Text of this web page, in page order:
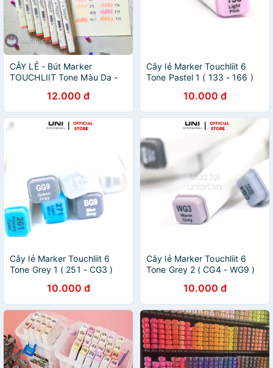
CÂY LẺ - Bút Marker
TOUCHLIIT Tone Màu Da -
12.000 đ
Cây lẻ Marker Touchliit 6
Tone Pastel 1 ( 133 - 166 )
10.000 đ
Cây lẻ Marker Touchliit 6
Tone Grey 1 ( 251 - CG3 )
10.000 đ
Cây lẻ Marker Touchliit 6
Tone Grey 2 ( CG4 - WG9 )
10.000 đ